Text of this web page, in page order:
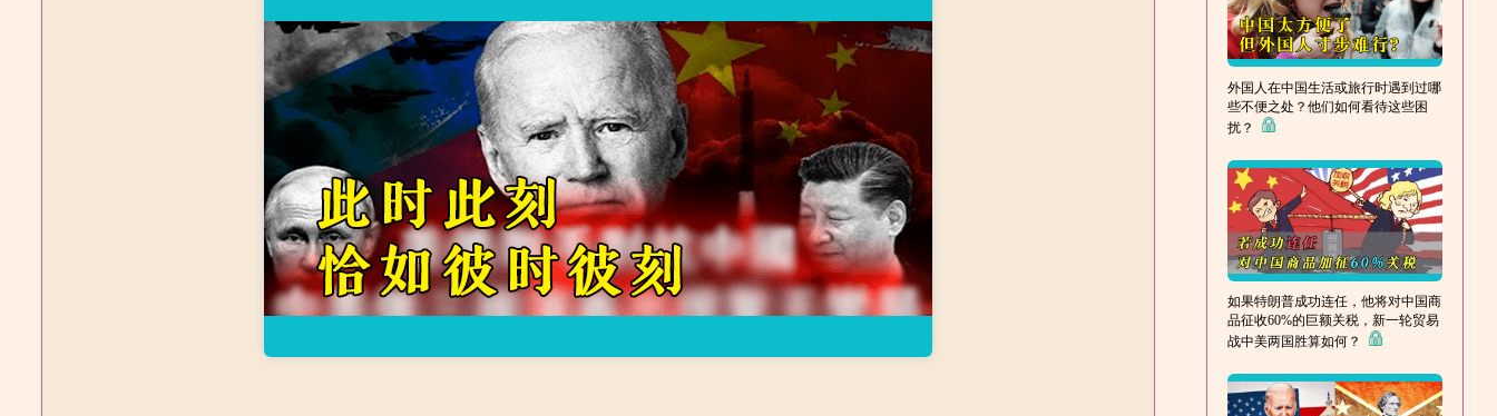
外国人在中国生活或旅行时遇到过哪
些不便之处？他们如何看待这些困
扰？
如果特朗普成功连任，他将对中国商
品征收60%的巨额关税，新一轮贸易
战中美两国胜算如何？